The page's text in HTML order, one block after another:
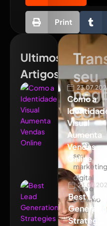
Ultimos
Artigos
Como a
Visual
Aumenta
Vendas
Online
Best Lead
seu
com
Leve
seu
marketing
digital
para o
próximo
nível
com
Print